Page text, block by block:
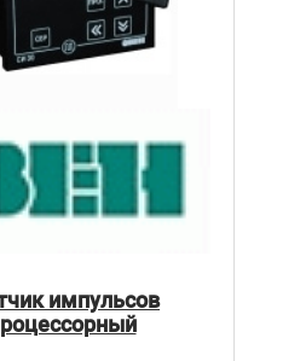
импульсов